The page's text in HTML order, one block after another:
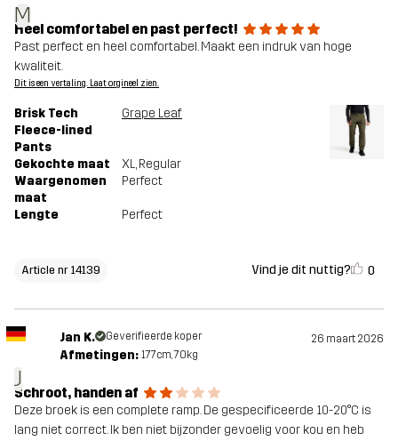
M
Heel comfortabel en past perfect!
Past perfect en heel comfortabel. Maakt een indruk van hoge
kwaliteit.
Dit is een vertaling. Laat orgineel zien.
Brisk Tech
Fleece-lined
Pants
Grape Leaf
Gekochte maat XL, Regular
Waargenomen
maat
Perfect
Lengte Perfect
Article nr 14139 Vind je dit nuttig? 0
J
Jan K. Geverifieerde koper 26 maart 2026
Afmetingen: 177cm, 70kg
Schroot, handen af
Deze broek is een complete ramp. De gespecificeerde 10-20°C is
lang niet correct. Ik ben niet bijzonder gevoelig voor kou en heb